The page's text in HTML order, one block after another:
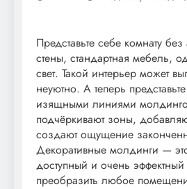
Представьте себе комнату
стены, стандартная мебель,
свет. Такой интерьер может
неуютно. А теперь
изящными линиями
подчёркивают зоны,
создают ощущение
Декоративные молдинги —
доступный и очень
преобразить любое